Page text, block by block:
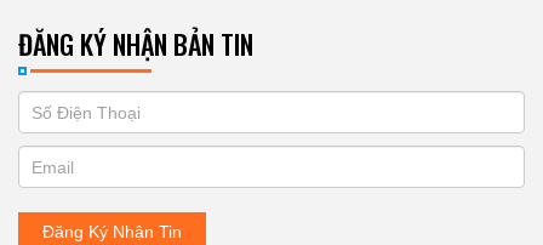
ĐĂNG KÝ NHẬN BẢN TIN
ĐĂNG
KÝ
NHẬN
BẢN
you
are
human,
leave
Đăng Ký Nhận Tin